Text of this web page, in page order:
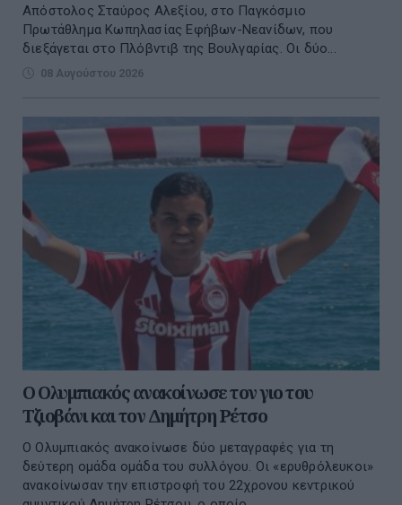
Απόστολος Σταύρος Αλεξίου, στο Παγκόσμιο
Πρωτάθλημα Κωπηλασίας Εφήβων-Νεανίδων, που
διεξάγεται στο Πλόβντιβ της Βουλγαρίας. Οι δύο...
08 Αυγούστου 2026
O Ολυμπιακός ανακοίνωσε τον γιο του
Τζιοβάνι και τον Δημήτρη Ρέτσο
Ο Ολυμπιακός ανακοίνωσε δύο μεταγραφές για τη
δεύτερη ομάδα ομάδα του συλλόγου. Οι «ερυθρόλευκοι»
ανακοίνωσαν την επιστροφή του 22χρονου κεντρικού